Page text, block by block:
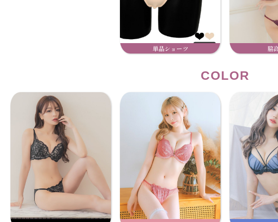
単品ショーツ 脇
COLOR